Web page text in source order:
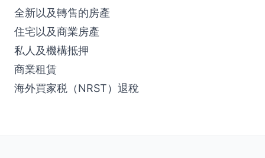
全新以及轉售的房產
住宅以及商業房產
私人及機構抵押
商業租賃
海外買家税（NRST）退稅